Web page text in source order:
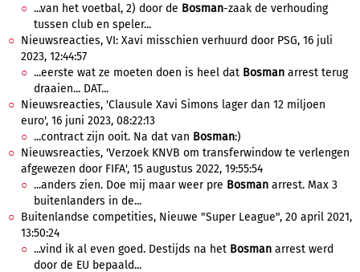
...van het voetbal, 2) door de Bosman-zaak de verhouding
tussen club en speler...
Nieuwsreacties, VI: Xavi misschien verhuurd door PSG, 16 juli
2023, 12:44:57
...eerste wat ze moeten doen is heel dat Bosman arrest terug
draaien... DAT...
Nieuwsreacties, 'Clausule Xavi Simons lager dan 12 miljoen
euro', 16 juni 2023, 08:22:13
...contract zijn ooit. Na dat van Bosman:)
Nieuwsreacties, 'Verzoek KNVB om transferwindow te verlengen
afgewezen door FIFA', 15 augustus 2022, 19:55:54
...anders zien. Doe mij maar weer pre Bosman arrest. Max 3
buitenlanders in de...
Buitenlandse competities, Nieuwe "Super League", 20 april 2021,
13:50:24
...vind ik al even goed. Destijds na het Bosman arrest werd
door de EU bepaald...